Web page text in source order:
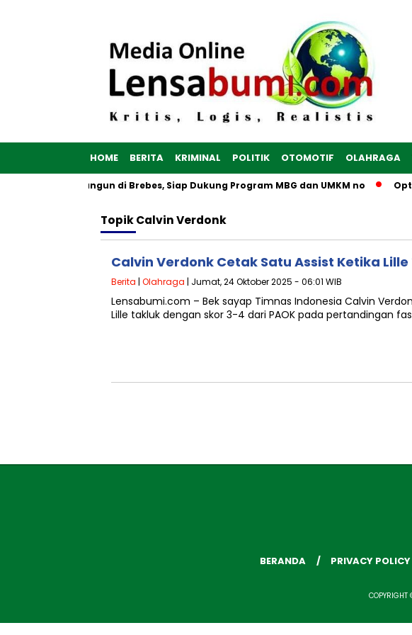
HOME BERITA KRIMINAL POLITIK OTOMOTIF OLAHRAGA
Putih Dibangun di Brebes, Siap Dukung Program MBG dan UMKM no
TopikCalvin Verdonk
Calvin Verdonk Cetak Satu Assist Ketika
Berita | Olahraga | Jumat, 24 Oktober 2025 - 06:01 WIB
Lensabumi.com – Bek sayap Timnas Indonesia Calvin
Lille takluk dengan skor 3-4 dari PAOK pada pertandingan
BERANDA PRIVACY POLICY